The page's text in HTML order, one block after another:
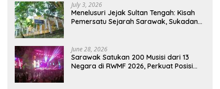
July 3, 2026
Menelusuri Jejak Sultan Tengah: Kisah
Pemersatu Sejarah Sarawak, Sukadana,
June 28, 2026
Sarawak Satukan 200 Musisi dari 13
Negara di RWMF 2026, Perkuat Posisi